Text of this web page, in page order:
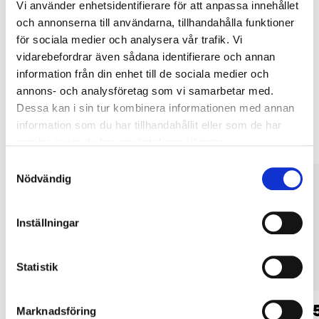
Vi använder enhetsidentifierare för att anpassa innehållet
och annonserna till användarna, tillhandahålla funktioner
för sociala medier och analysera vår trafik. Vi
vidarebefordrar även sådana identifierare och annan
information från din enhet till de sociala medier och
annons- och analysföretag som vi samarbetar med.
Dessa kan i sin tur kombinera informationen med annan
information som du har tillhandahållit eller som de har
Nödvändig
Inställningar
Statistik
Marknadsföring
Köp & Hämta i ditt varuhus inom 2 timmar! För mer information om
tjänsten och våra villkor.
LÄS MER
Andra kunder köpte också
1490